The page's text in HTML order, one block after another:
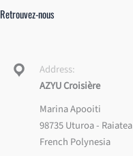
Retrouvez-nous
Address:
AZYU Croisière
Marina Apooiti
98735 Uturoa - Raiatea
French Polynesia